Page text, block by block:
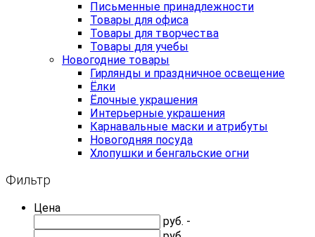
Письменные принадлежности
Товары для офиса
Товары для творчества
Товары для учебы
Новогодние товары
Гирлянды и праздничное освещение
Ёлки
Ёлочные украшения
Интерьерные украшения
Карнавальные маски и атрибуты
Новогодняя посуда
Хлопушки и бенгальские огни
Фильтр
Цена
руб. -